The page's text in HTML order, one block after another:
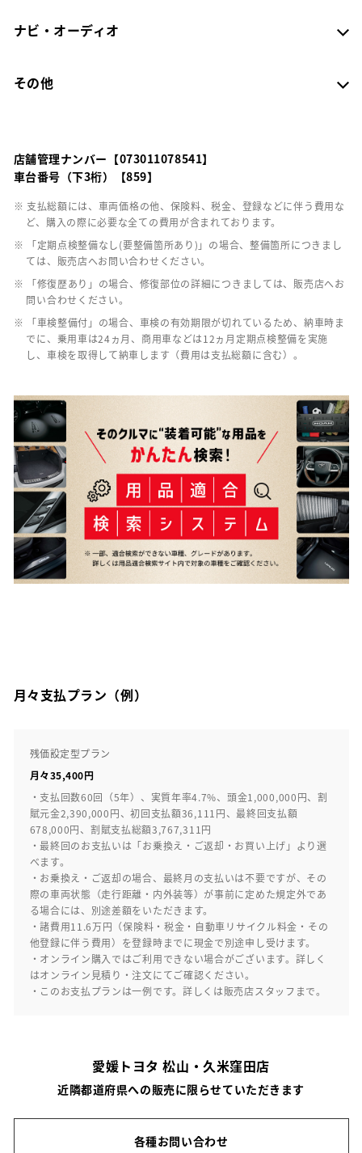
ナビ・オーディオ
その他
店舗管理ナンバー【073011078541】
車台番号（下3桁）【859】
※ 支払総額には、車両価格の他、保険料、税金、登録などに伴う費用な
ど、購入の際に必要な全ての費用が含まれております。
※ 「定期点検整備なし(要整備箇所あり)」の場合、整備箇所につきまし
ては、販売店へお問い合わせください。
※ 「修復歴あり」の場合、修復部位の詳細につきましては、販売店へお
問い合わせください。
※ 「車検整備付」の場合、車検の有効期限が切れているため、納車時ま
でに、乗用車は24ヵ月、商用車などは12ヵ月定期点検整備を実施
し、車検を取得して納車します（費用は支払総額に含む）。
月々支払プラン（例）
残価設定型プラン
月々35,400円
・支払回数60回（5年）、実質年率4.7%、頭金1,000,000円、割
賦元金2,390,000円、初回支払額36,111円、最終回支払額
678,000円、割賦支払総額3,767,311円
・最終回のお支払いは「お乗換え・ご返却・お買い上げ」より選
べます。
・お乗換え・ご返却の場合、最終月の支払いは不要ですが、その
際の車両状態（走行距離・内外装等）が事前に定めた規定外であ
る場合には、別途差額をいただきます。
・諸費用11.6万円（保険料・税金・自動車リサイクル料金・その
他登録に伴う費用）を登録時までに現金で別途申し受けます。
・オンライン購入ではご利用できない場合がございます。詳しく
はオンライン見積り・注文にてご確認ください。
・このお支払プランは一例です。詳しくは販売店スタッフまで。
愛媛トヨタ 松山・久米窪田店
近隣都道府県への販売に限らせていただきます
各種お問い合わせ